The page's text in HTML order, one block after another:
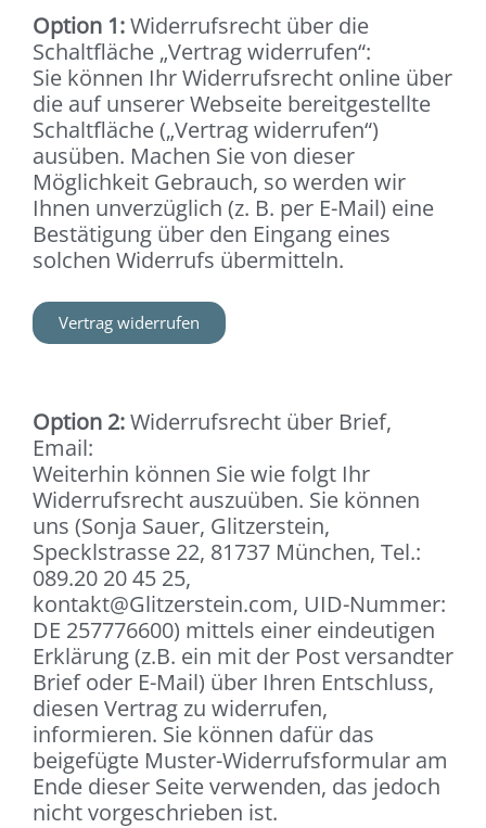
Option 1:Widerrufsrecht über die
Schaltfläche „Vertrag widerrufen“:
Sie können Ihr Widerrufsrecht online über
die auf unserer Webseite bereitgestellte
Schaltfläche („Vertrag widerrufen“)
ausüben. Machen Sie von dieser
Möglichkeit Gebrauch, so werden wir
Ihnen unverzüglich (z. B. per E-Mail) eine
Bestätigung über den Eingang eines
solchen Widerrufs übermitteln.
Vertrag widerrufen
Option 2:Widerrufsrecht über Brief,
Email:
Weiterhin können Sie wie folgt Ihr
Widerrufsrecht auszuüben. Sie können
uns (Sonja Sauer, Glitzerstein,
Specklstrasse 22, 81737 München, Tel.:
089.20 20 45 25,
kontakt@Glitzerstein.com, UID-Nummer:
DE 257776600) mittels einer eindeutigen
Erklärung (z.B. ein mit der Post versandter
Brief oder E-Mail) über Ihren Entschluss,
diesen Vertrag zu widerrufen,
informieren. Sie können dafür das
beigefügte Muster-Widerrufsformular am
Ende dieser Seite verwenden, das jedoch
nicht vorgeschrieben ist.